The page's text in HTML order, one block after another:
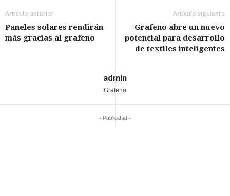
Artículo anterior
Paneles solares rendirán
más gracias al grafeno
Artículo siguiente
Grafeno abre un nuevo
potencial para desarrollo
de textiles inteligentes
admin
Grafeno
- Publicidad -